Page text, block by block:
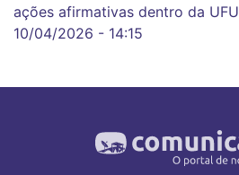
ações afirmativas dentro da UFU
10/04/2026 - 14:15